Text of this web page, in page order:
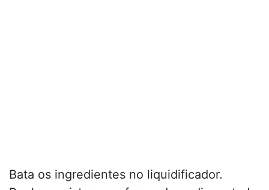
Bata os ingredientes no liquidificador.